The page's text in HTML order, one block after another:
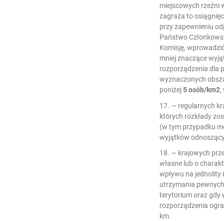
miejscowych rzeźni
zagraża to
przy zapewnieniu
Państwo
Komisję,
mniej znaczące
rozporządzenia dla
wyznaczonych
poniżej5 osób/km2,
17. — regularnych
których rozkłady
(w tym przypadku
wyjątków
18. — krajowych
własne lub o
wpływu na jednolity
utrzymania
terytorium oraz gdy
rozporządzenia
km.